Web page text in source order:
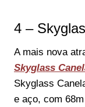
4 –
A mais nova
Skyglass
Skyglass
e aço, com